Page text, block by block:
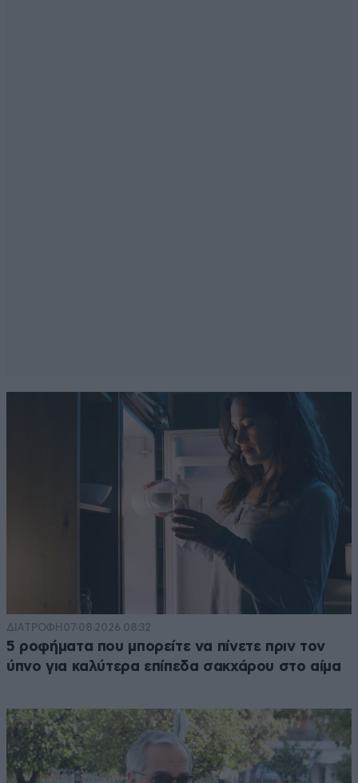
ΔΙΑΤΡΟΦΗ 07·08·2026 08:32
5 ροφήματα που μπορείτε να πίνετε πριν τον
ύπνο για καλύτερα επίπεδα σακχάρου στο αίμα